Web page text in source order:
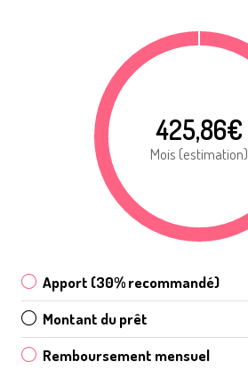
425,86€
Mois (estimation)
Apport (30% recommandé)
Montant du prêt
Remboursement mensuel